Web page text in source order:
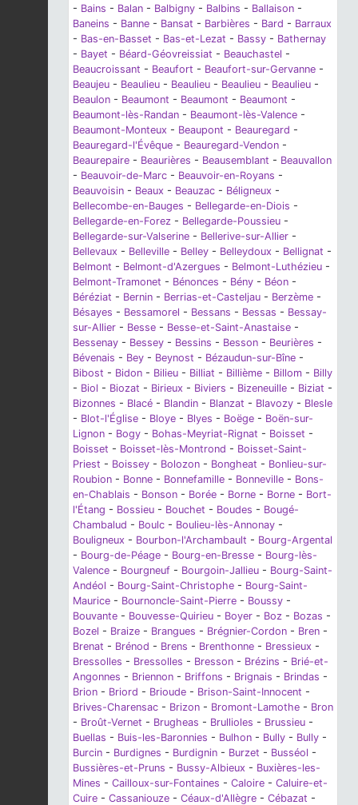
- Bains - Balan - Balbigny - Balbins - Ballaison -
Baneins - Banne - Bansat - Barbières - Bard - Barraux
- Bas-en-Basset - Bas-et-Lezat - Bassy - Bathernay
- Bayet - Béard-Géovreissiat - Beauchastel -
Beaucroissant - Beaufort - Beaufort-sur-Gervanne -
Beaujeu - Beaulieu - Beaulieu - Beaulieu - Beaulieu -
Beaulon - Beaumont - Beaumont - Beaumont -
Beaumont-lès-Randan - Beaumont-lès-Valence -
Beaumont-Monteux - Beaupont - Beauregard -
Beauregard-l'Évêque - Beauregard-Vendon -
Beaurepaire - Beaurières - Beausemblant - Beauvallon
- Beauvoir-de-Marc - Beauvoir-en-Royans -
Beauvoisin - Beaux - Beauzac - Béligneux -
Bellecombe-en-Bauges - Bellegarde-en-Diois -
Bellegarde-en-Forez - Bellegarde-Poussieu -
Bellegarde-sur-Valserine - Bellerive-sur-Allier -
Bellevaux - Belleville - Belley - Belleydoux - Bellignat -
Belmont - Belmont-d'Azergues - Belmont-Luthézieu -
Belmont-Tramonet - Bénonces - Bény - Béon -
Béréziat - Bernin - Berrias-et-Casteljau - Berzème -
Bésayes - Bessamorel - Bessans - Bessas - Bessay-
sur-Allier - Besse - Besse-et-Saint-Anastaise -
Bessenay - Bessey - Bessins - Besson - Beurières -
Bévenais - Bey - Beynost - Bézaudun-sur-Bîne -
Bibost - Bidon - Bilieu - Billiat - Billième - Billom - Billy
- Biol - Biozat - Birieux - Biviers - Bizeneuille - Biziat -
Bizonnes - Blacé - Blandin - Blanzat - Blavozy - Blesle
- Blot-l'Église - Bloye - Blyes - Boëge - Boën-sur-
Lignon - Bogy - Bohas-Meyriat-Rignat - Boisset -
Boisset - Boisset-lès-Montrond - Boisset-Saint-
Priest - Boissey - Bolozon - Bongheat - Bonlieu-sur-
Roubion - Bonne - Bonnefamille - Bonneville - Bons-
en-Chablais - Bonson - Borée - Borne - Borne - Bort-
l'Étang - Bossieu - Bouchet - Boudes - Bougé-
Chambalud - Boulc - Boulieu-lès-Annonay -
Bouligneux - Bourbon-l'Archambault - Bourg-Argental
- Bourg-de-Péage - Bourg-en-Bresse - Bourg-lès-
Valence - Bourgneuf - Bourgoin-Jallieu - Bourg-Saint-
Andéol - Bourg-Saint-Christophe - Bourg-Saint-
Maurice - Bournoncle-Saint-Pierre - Boussy -
Bouvante - Bouvesse-Quirieu - Boyer - Boz - Bozas -
Bozel - Braize - Brangues - Brégnier-Cordon - Bren -
Brenat - Brénod - Brens - Brenthonne - Bressieux -
Bressolles - Bressolles - Bresson - Brézins - Brié-et-
Angonnes - Briennon - Briffons - Brignais - Brindas -
Brion - Briord - Brioude - Brison-Saint-Innocent -
Brives-Charensac - Brizon - Bromont-Lamothe - Bron
- Broût-Vernet - Brugheas - Brullioles - Brussieu -
Buellas - Buis-les-Baronnies - Bulhon - Bully - Bully -
Burcin - Burdignes - Burdignin - Burzet - Busséol -
Bussières-et-Pruns - Bussy-Albieux - Buxières-les-
Mines - Cailloux-sur-Fontaines - Caloire - Caluire-et-
Cuire - Cassaniouze - Céaux-d'Allègre - Cébazat -